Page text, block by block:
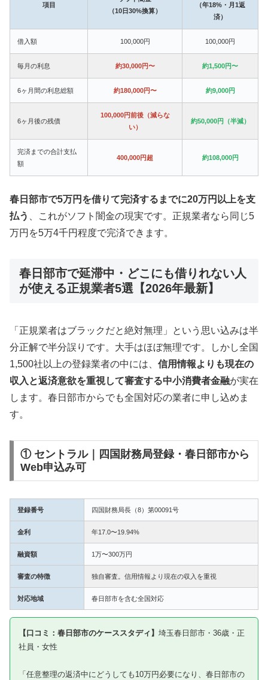
項目
（10日30%換算）
（年18%・月1返
済）
借入額 100,000円 100,000円
毎月の利息 約30,000円〜 約1,500円〜
6ヶ月間の利息総額 約180,000円〜 約9,000円
6ヶ月後の残債
100,000円前後（減らな
い）
約50,000円（半減）
完済までの合計支払
額
400,000円超 約108,000円
春日部市で5万円を借りて完済するまでに20万円以上を支
払う
、これがソフト闇金の現実です。正規業者なら同じ5
万円を5万4千円程度で完済できます。
春日部市で延滞中・どこにも借りれない人
が使える正規業者5選【2026年最新】
「正規業者はブラックだと絶対無理」という思い込みは半
分正解で半分誤りです。大手はほぼ無理です。しかし全国
1,500社以上の登録業者の中には、 信用情報よりも現在の
収入と返済意欲を重視して審査する中小消費者金融が実在
します。春日部市からでも全国対応の業者に申し込めま
す。
① セントラル｜四国財務局登録・春日部市から
Web申込み可
登録番号 四国財務局長（8）第00091号
金利 年17.0〜19.94%
融資額 1万〜300万円
審査の特徴 独自審査。信用情報より現在の収入を重視
対応地域 春日部市を含む全国対応
【口コミ：春日部市のケーススタディ】 埼玉春日部市・36歳・正
社員・女性
「任意整理の返済中にどうしても10万円必要になり、春日部市の